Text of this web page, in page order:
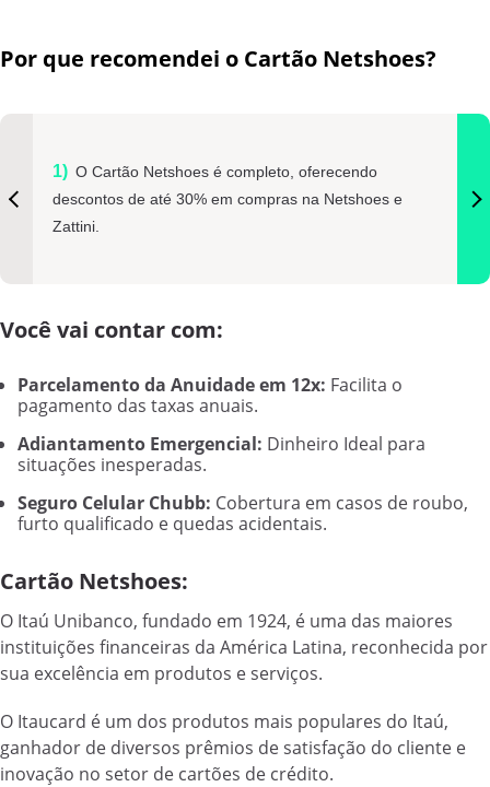
Por que recomendei o Cartão Netshoes?
O Cartão Netshoes é completo, oferecendo
descontos de até 30% em compras na Netshoes e
Zattini.
Você vai contar com:
Parcelamento da Anuidade em 12x: Facilita o
pagamento das taxas anuais.
Adiantamento Emergencial: Dinheiro Ideal para
situações inesperadas.
Seguro Celular Chubb: Cobertura em casos de roubo,
furto qualificado e quedas acidentais.
Cartão Netshoes:
O Itaú Unibanco, fundado em 1924, é uma das maiores
instituições financeiras da América Latina, reconhecida por
sua excelência em produtos e serviços.
O Itaucard é um dos produtos mais populares do Itaú,
ganhador de diversos prêmios de satisfação do cliente e
inovação no setor de cartões de crédito.